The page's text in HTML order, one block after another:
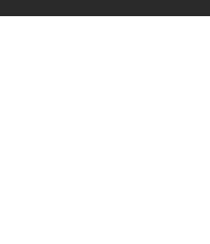
このコンテンツは掲載が終了しま